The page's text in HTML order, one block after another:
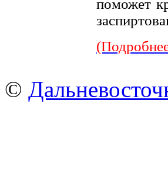
поможет
©